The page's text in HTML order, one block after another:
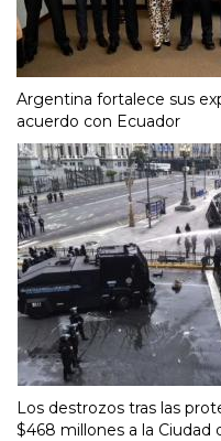
Argentina fortalece sus
acuerdo con Ecuador
Los destrozos tras las
$468 millones a la Ciudad